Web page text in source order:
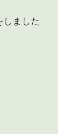
しました